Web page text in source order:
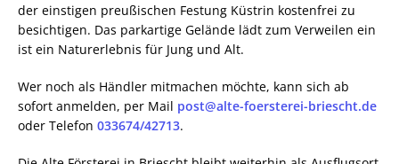
der einstigen preußischen Festung Küstrin kostenfrei zu
besichtigen. Das parkartige Gelände lädt zum Verweilen ein
ist ein Naturerlebnis für Jung und Alt.
Wer noch als Händler mitmachen möchte, kann sich ab
sofort anmelden, per Mail post@alte-foersterei-briescht.de
oder Telefon 033674/42713.